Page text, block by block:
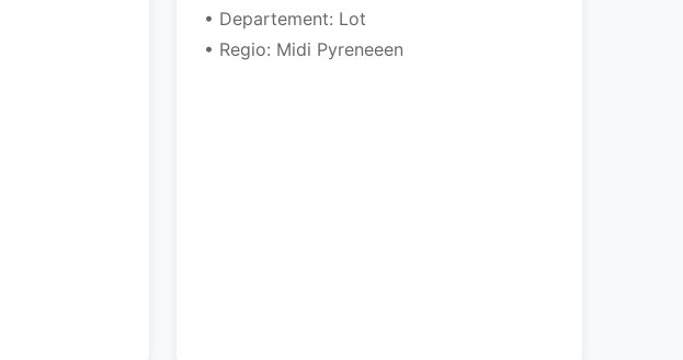
• Departement: Lot
• Regio: Midi Pyreneeen